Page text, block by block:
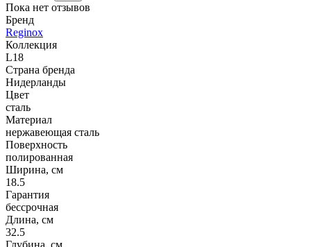
Пока нет отзывов
Бренд
Reginox
Коллекция
L18
Страна бренда
Нидерланды
Цвет
сталь
Материал
нержавеющая сталь
Поверхность
полированная
Ширина, см
18.5
Гарантия
бессрочная
Длина, см
32.5
Глубина, см